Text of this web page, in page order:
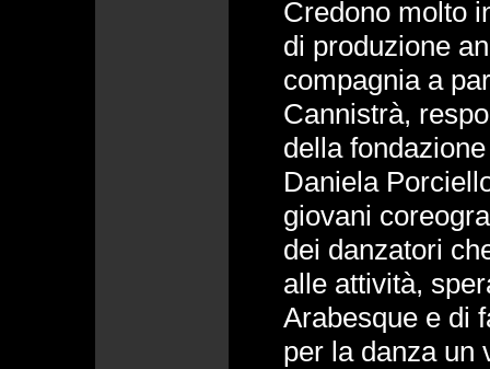
Credono molto
di produzione
compagnia a
Cannistrà,
della
Daniela
giovani
dei danzatori
alle attività,
Arabesque e di
per la danza un